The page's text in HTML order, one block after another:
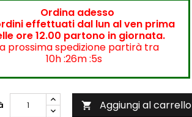
Ordina adesso
effettuati dal lun al ven prima
ore 12.00 partono in giornata.
prossima spedizione partirà tra
10h :26m :4s
 Aggiungi al carrello